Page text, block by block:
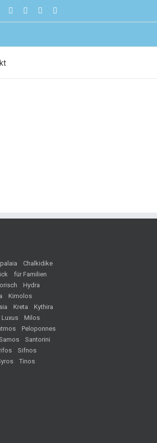
FacebookInstagramLinkedIn
Chalkidike
für Familien
Hydra
Kimolos
Kreta
Kythira
Luxus
Milos
Peloponnes
Santorini
Sifnos
Tinos